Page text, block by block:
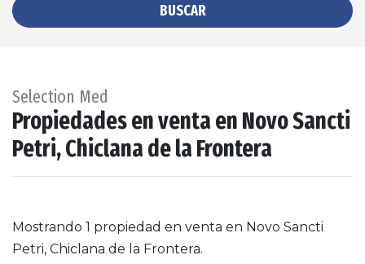
BUSCAR
Selection Med
Propiedades en venta en Novo Sancti
Petri, Chiclana de la Frontera
Mostrando 1 propiedad en venta en Novo Sancti
Petri, Chiclana de la Frontera.